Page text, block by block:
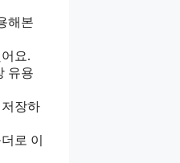
해본
요.
유용
장하
로 이